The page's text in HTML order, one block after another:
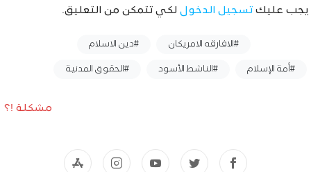
يجب عليك تسجيل الدخول لكي تتمكن من التعليق.
#الافارقه الامريكان #دين الاسلام
#أمة الإسلام #الناشط الأسود #الحقوق المدنية
مشكلة !؟